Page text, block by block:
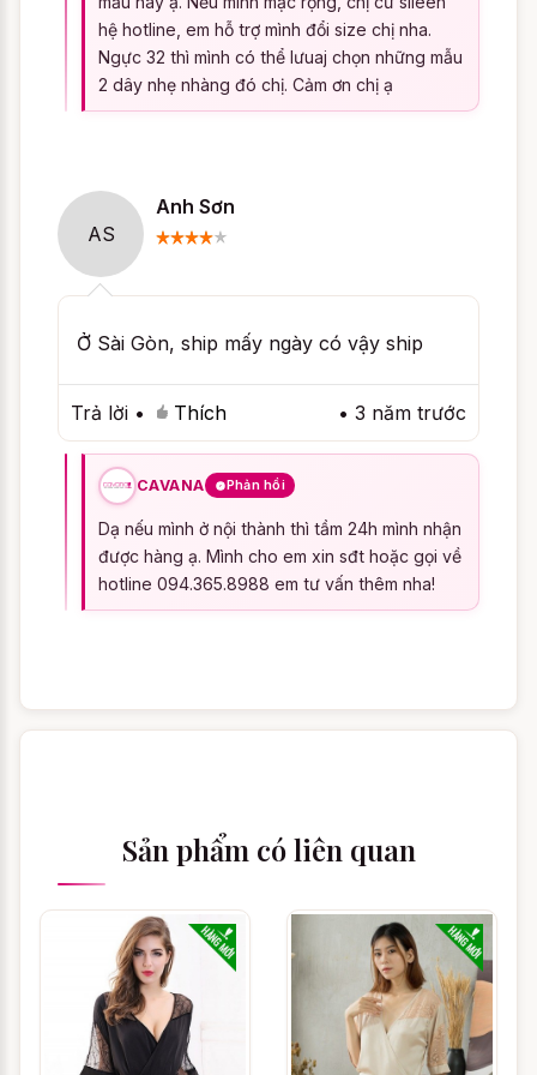
cẩn thận khi giặt đồ ngủ có chất liệu ren để
bảo quản đồ ngủ được lâu. Nếu bạn giặt
bằng máy giặt, nên để bộ đồ ngủ trong túi
Nếu cần tư vấn thêm về sản phẩm, vui
lòng liên hệ chúng tôi để được hỗ trợ tư
vấn và giao hàng tận nơi.
Có những màu nào để
NgoàiĐầm ngủ quyến rũ Người Tình Bé
Nhỏ - Màu Kem, bạn còn có thể lựa chọn
những màu sắc khác như
rũ Người Tình Bé Nhỏ - Đen, ... Hoặc bạn
có thể copy mã sản phẩm và dán vào ô tìm
kiếm trên trang web, bạn có thể tìm thêm
Cách chọn size Đầm ngủ
quyến rũ Người Tình Bé
Nhỏ - Màu Kem
Làm thế nào để chọn Đồ ngủ phối ren như
Đầm ngủ quyến rũ Người Tình Bé Nhỏ -
hệ hotline, em hỗ trợ mình đổi size chị nha.
Ngực 32 thì mình có thể lưuaj chọn những mẫu
2 dây nhẹ nhàng đó chị. Cảm ơn chị ạ
AS
Anh Sơn
Ở Sài Gòn, ship mấy ngày có vậy ship
Trả lời • Thích • 3 năm trước
CAVANA Phản hồi
Dạ nếu mình ở nội thành thì tầm 24h mình nhận
được hàng ạ. Mình cho em xin sđt hoặc gọi về
hotline 094.365.8988 em tư vấn thêm nha!
Sản phẩm có liên quan